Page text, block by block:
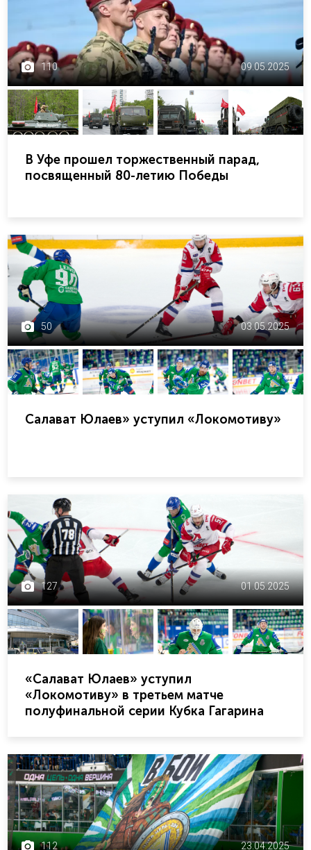
110 09.05.2025
В Уфе прошел торжественный парад,
посвященный 80-летию Победы
50 03.05.2025
Салават Юлаев» уступил «Локомотиву»
127 01.05.2025
«Салават Юлаев» уступил
«Локомотиву» в третьем матче
полуфинальной серии Кубка Гагарина
112 23.04.2025